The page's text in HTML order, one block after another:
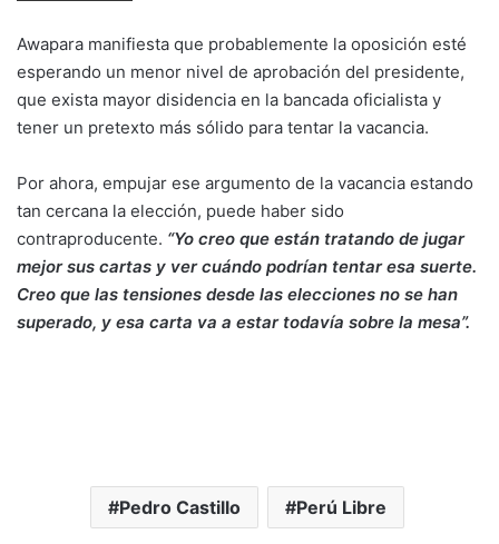
Awapara manifiesta que probablemente la oposición esté
esperando un menor nivel de aprobación del presidente,
que exista mayor disidencia en la bancada oficialista y
tener un pretexto más sólido para tentar la vacancia.
Por ahora, empujar ese argumento de la vacancia estando
tan cercana la elección, puede haber sido
contraproducente. “Yo creo que están tratando de jugar
mejor sus cartas y ver cuándo podrían tentar esa suerte.
Creo que las tensiones desde las elecciones no se han
superado, y esa carta va a estar todavía sobre la mesa”.
Pedro Castillo Perú Libre